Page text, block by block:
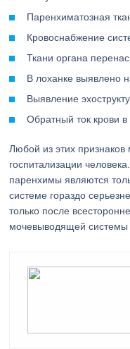
Паренхиматозная
Кровоснабжение
Ткани органа
В лоханке выявлено
Выявление
Обратный ток крови в
Любой из этих признаков
госпитализации
паренхимы являются
системе гораздо
только после
мочевыводящей системы